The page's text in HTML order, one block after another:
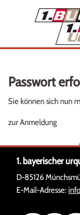
Passwort
Sie können sich nun
zur Anmeldung
1. bayerischer
D-85126
E-Mail-Adresse: